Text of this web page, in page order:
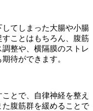
てしまった大腸や小腸
ことはもちろん、腹筋
整や、横隔膜のストレ
待ができます。
とで、自律神経を整え
腹筋群を緩めることで